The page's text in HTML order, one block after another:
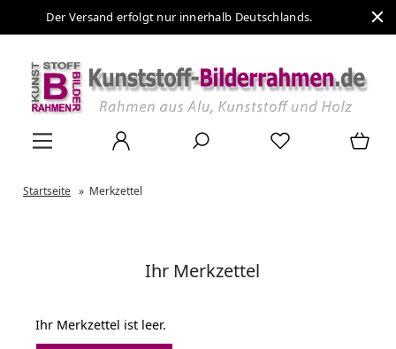
Der Versand erfolgt nur innerhalb Deutschlands.
Startseite » Merkzettel
Ihr Merkzettel
Ihr Merkzettel ist leer.